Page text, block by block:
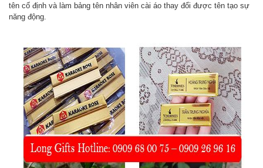
tên cố định và làm bảng tên nhân viên cài áo thay đổi được tên tạo sự
năng động.